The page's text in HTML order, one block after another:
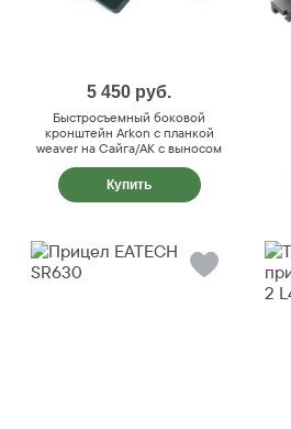
5 450 руб.
Быстросъемный боковой
кронштейн Arkon с планкой
weaver на Сайга/АК с выносом
Купить